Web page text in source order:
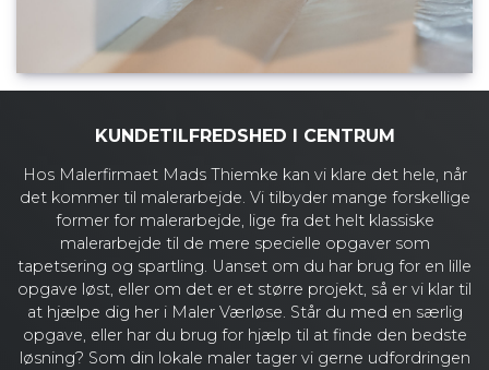
KUNDETILFREDSHED I CENTRUM
Hos Malerfirmaet Mads Thiemke kan vi klare det hele, når
det kommer til malerarbejde. Vi tilbyder mange forskellige
former for malerarbejde, lige fra det helt klassiske
malerarbejde til de mere specielle opgaver som
tapetsering og spartling. Uanset om du har brug for en lille
opgave løst, eller om det er et større projekt, så er vi klar til
at hjælpe dig her i Maler Værløse. Står du med en særlig
opgave, eller har du brug for hjælp til at finde den bedste
løsning? Som din lokale maler tager vi gerne udfordringen